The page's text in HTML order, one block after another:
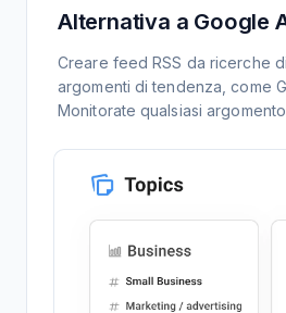
Alternativa a Google
Creare feed RSS da ricerche
argomenti di tendenza, come
Monitorate qualsiasi